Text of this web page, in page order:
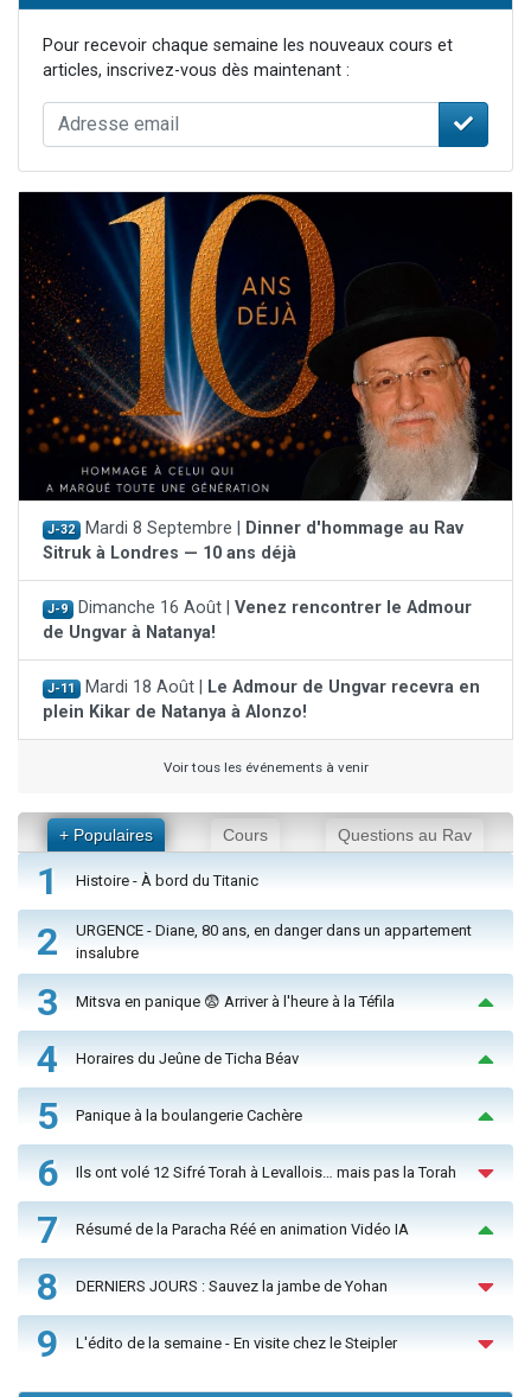
Pour recevoir chaque semaine les nouveaux cours et
articles, inscrivez-vous dès maintenant :
J-32 Mardi 8 Septembre |
Dinner d'hommage au Rav
Sitruk à Londres — 10 ans déjà
J-9 Dimanche 16 Août | Venez rencontrer le Admour
de Ungvar à Natanya!
J-11 Mardi 18 Août |
Le Admour de Ungvar recevra en
plein Kikar de Natanya à Alonzo!
Voir tous les événements à venir
+ Populaires Cours Questions au Rav
1 Histoire - À bord du Titanic
2
URGENCE - Diane, 80 ans, en danger dans un appartement
insalubre
3 Mitsva en panique 😨 Arriver à l'heure à la Téfila
4 Horaires du Jeûne de Ticha Béav
5 Panique à la boulangerie Cachère
6 Ils ont volé 12 Sifré Torah à Levallois… mais pas la Torah
7 Résumé de la Paracha Réé en animation Vidéo IA
8 DERNIERS JOURS : Sauvez la jambe de Yohan
9 L'édito de la semaine - En visite chez le Steipler